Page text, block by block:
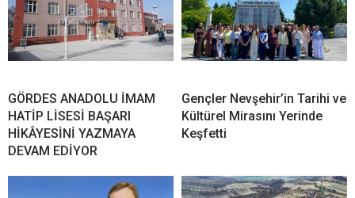
GÖRDES ANADOLU İMAM
HATİP LİSESİ BAŞARI
HİKÂYESİNİ YAZMAYA
DEVAM EDİYOR
Gençler Nevşehir’in Tarihi ve
Kültürel Mirasını Yerinde
Keşfetti